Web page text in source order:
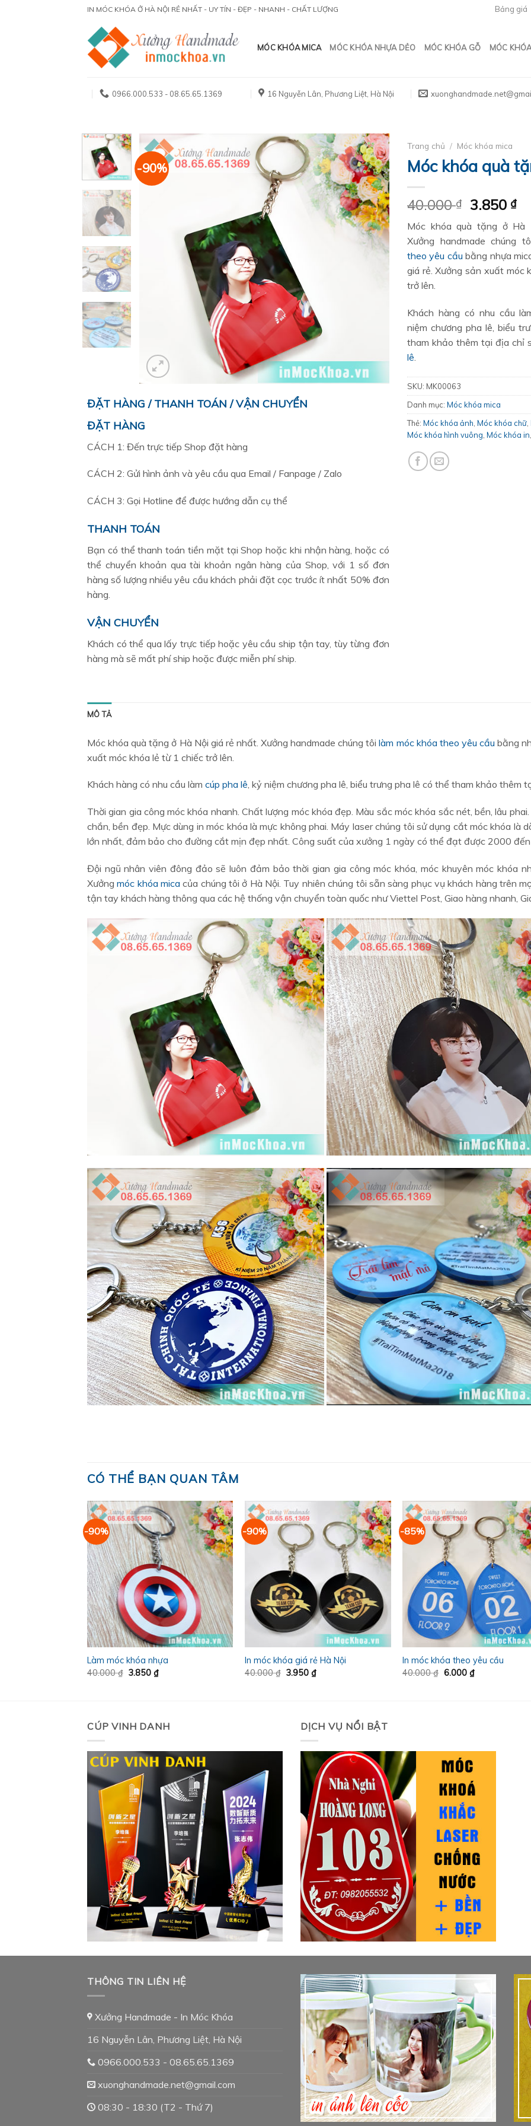
IN MÓC KHÓA Ở HÀ NỘI RẺ NHẤT - UY TÍN - ĐẸP - NHANH - CHẤT LƯỢNG Bảng giá
MÓC KHÓA MICA MÓC KHÓA NHỰA DẺO MÓC KHÓA GỖ MÓC
0966.000.533 - 08.65.65.1369 16 Nguyễn Lân, Phương Liệt, Hà Nội
-90%
ĐẶT HÀNG / THANH TOÁN / VẬN CHUYỂN
ĐẶT HÀNG
CÁCH 1: Đến trực tiếp Shop đặt hàng
CÁCH 2: Gửi hình ảnh và yêu cầu qua Email / Fanpage / Zalo
CÁCH 3: Gọi Hotline để được hướng dẫn cụ thể
THANH TOÁN
Bạn có thể thanh toán tiền mặt tại Shop hoặc khi nhận hàng, hoặc có
thể chuyển khoản qua tài khoản ngân hàng của Shop, với 1 số đơn
hàng số lượng nhiều yêu cầu khách phải đặt cọc trước ít nhất 50% đơn
hàng.
VẬN CHUYỂN
Khách có thể qua lấy trực tiếp hoặc yêu cầu ship tận tay, tùy từng đơn
hàng mà sẽ mất phí ship hoặc được miễn phí ship.
Trang chủ / Móc khóa mica
Móc khóa quà
40.000₫
Giá
gốc
là:
40.000 ₫.
3.850 ₫
Móc khóa quà tặng ở Hà
Xưởng handmade chúng
theo yêu cầu bằng nhựa
giá rẻ. Xưởng sản xuất móc
trở lên.
Khách hàng có nhu cầu
niệm chương pha lê, biểu
tham khảo thêm tại địa chỉ
lê
SKU: MK00063
Danh mục: Móc khóa mica
Thẻ: Móc khóa ảnh, Móc khóa chữ,
Móc khóa hình vuông, Móc khóa in
MÔ TẢ
Móc khóa quà tặng ở Hà Nội giá rẻ nhất. Xưởng handmade chúng tôilàm móc khóa theo yêu cầu bằng
xuất móc khóa lẻ từ 1 chiếc trở lên.
Khách hàng có nhu cầu làm cúp pha lê, kỷ niệm chương pha lê, biểu trưng pha lê có thể tham khảo thêm
Thời gian gia công móc khóa nhanh. Chất lượng móc khóa đẹp. Màu sắc móc khóa sắc nét, bền, lâu
chắn, bền đẹp. Mực dùng in móc khóa là mực không phai. Máy laser chúng tôi sử dụng cắt móc khóa là
lớn nhất, đảm bảo cho đường cắt mịn đẹp nhất. Công suất của xưởng 1 ngày có thể đạt được 2000
Đội ngũ nhân viên đông đảo sẽ luôn đảm bảo thời gian gia công móc khóa, móc khuyên móc khóa
Xưởngmóc khóa mica của chúng tôi ở Hà Nội. Tuy nhiên chúng tôi sẵn sàng phục vụ khách hàng trên
tận tay khách hàng thông qua các hệ thống vận chuyển toàn quốc như Viettel Post, Giao hàng nhanh,
CÓ THỂ BẠN QUAN TÂM
-90%
Làm móc khóa nhựa
40.000₫ Giá
3.850₫Giá
-90%
In móc khóa giá rẻ Hà Nội
40.000₫ Giá
3.950₫Giá
-85%
In móc khóa theo yêu cầu
40.000₫ Giá
6.000 ₫Giá
hiện
CÚP VINH DANH DỊCH VỤ NỔI BẬT
THÔNG TIN LIÊN HỆ
Xưởng Handmade - In Móc Khóa
16 Nguyễn Lân, Phương Liệt, Hà Nội
0966.000.533 - 08.65.65.1369
xuonghandmade.net@gmail.com
08:30 - 18:30 (T2 - Thứ 7)